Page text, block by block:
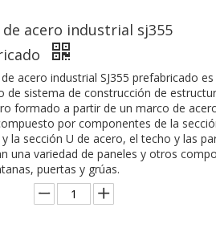
de acero industrial sj355
acero industrial SJ355 prefabricado es
de sistema de construcción de
formado a partir de un marco de
por componentes de la
la sección U de acero, el techo y las
una variedad de paneles y otros
puertas y grúas.